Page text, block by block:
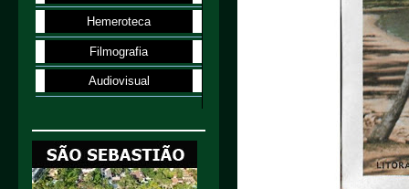
Hemeroteca
Filmografia
Audiovisual